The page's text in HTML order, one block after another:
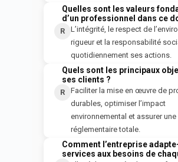
Quelles sont les valeurs
d’un professionnel dans ce
R
L’intégrité, le respect de
rigueur et la responsabilité
quotidiennement ses actions.
Quels sont les principaux
ses clients ?
R
Faciliter la mise en œuvre de
durables, optimiser l’impact
environnemental et assurer
réglementaire totale.
Comment l’entreprise
services aux besoins de